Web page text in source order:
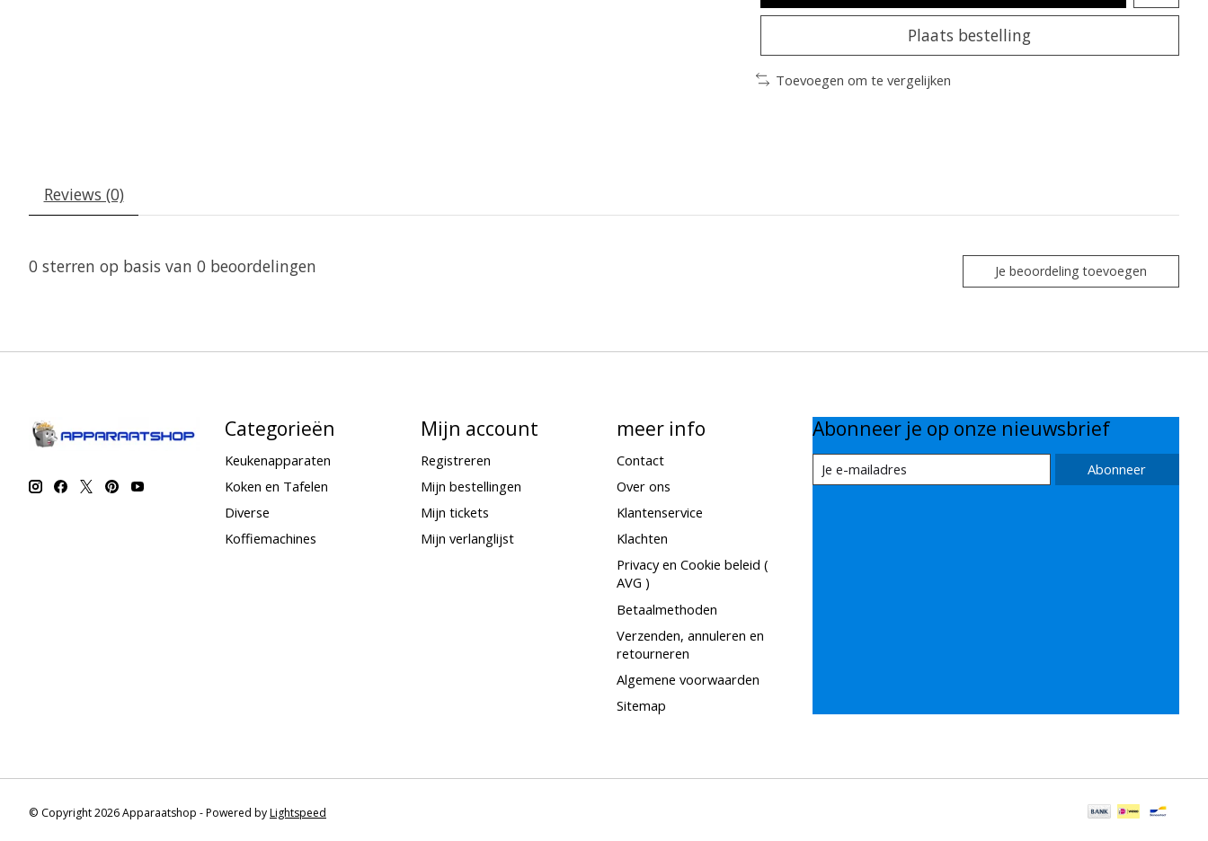
Plaats bestelling
Toevoegen om te vergelijken
Reviews (0)
0 sterren op basis van 0 beoordelingen Je beoordeling toevoegen
Categorieën
Keukenapparaten
Koken en Tafelen
Diverse
Koffiemachines
Mijn account
Registreren
Mijn bestellingen
Mijn tickets
Mijn verlanglijst
meer info
Contact
Over ons
Klantenservice
Klachten
Privacy en Cookie beleid (
AVG )
Betaalmethoden
Verzenden, annuleren en
retourneren
Algemene voorwaarden
Sitemap
Abonneer je op onze nieuwsbrief
Abonneer
© Copyright 2026 Apparaatshop - Powered byLightspeed